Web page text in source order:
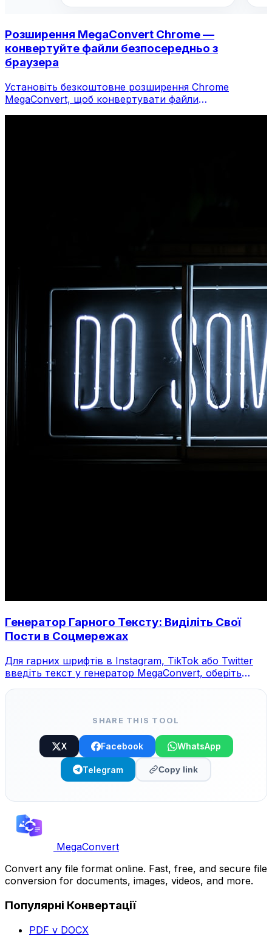
Розширення MegaConvert Chrome —
конвертуйте файли безпосередньо з
браузера
Установіть безкоштовне розширення Chrome
MegaConvert, щоб конвертувати файли
Генератор Гарного Тексту: Виділіть Свої
Пости в Соцмережах
Для гарних шрифтів в Instagram, TikTok або Twitter
введіть текст у генератор MegaConvert, оберіть
SHARE THIS TOOL
X Facebook WhatsApp
Telegram Copy link
MegaConvert
Convert any file format online. Fast, free, and secure file
conversion for documents, images, videos, and more.
Популярні Конвертації
PDF v DOCX